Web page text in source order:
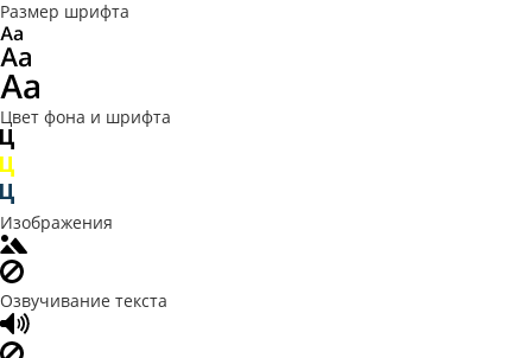
Размер шрифта
Цвет фона и шрифта
Изображения
Озвучивание текста